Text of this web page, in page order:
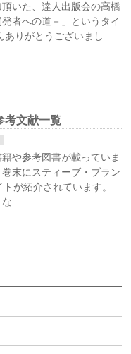
いた、達人出版会の高橋
者への道－」というタイ
りがとうございまし
考文献一覧
や参考図書が載っていま
末にスティーブ・ブラン
が紹介されています。
…